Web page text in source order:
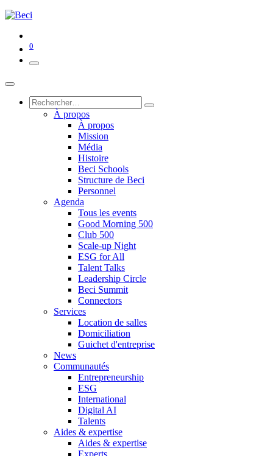
0
À propos
À propos
Mission
Média
Histoire
Beci Schools
Structure de Beci
Personnel
Agenda
Tous les events
Good Morning 500
Club 500
Scale-up Night
ESG for All
Talent Talks
Leadership Circle
Beci Summit
Connectors
Services
Location de salles
Domiciliation
Guichet d'entreprise
News
Communautés
Entrepreneurship
ESG
International
Digital AI
Talents
Aides & expertise
Aides & expertise
Experts